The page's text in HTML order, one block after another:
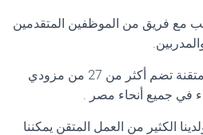
مع فريق من الموظفين المتقدمين
بالأخص في شبكة صيانة متقنة تضم أكثر من 27 من مزودي
في جميع أنحاء مصر .
الكثير من العمل المتقن يمكننا